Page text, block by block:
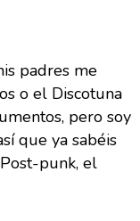
padres me
o el Discotuna
pero soy
que ya sabéis
punk, el